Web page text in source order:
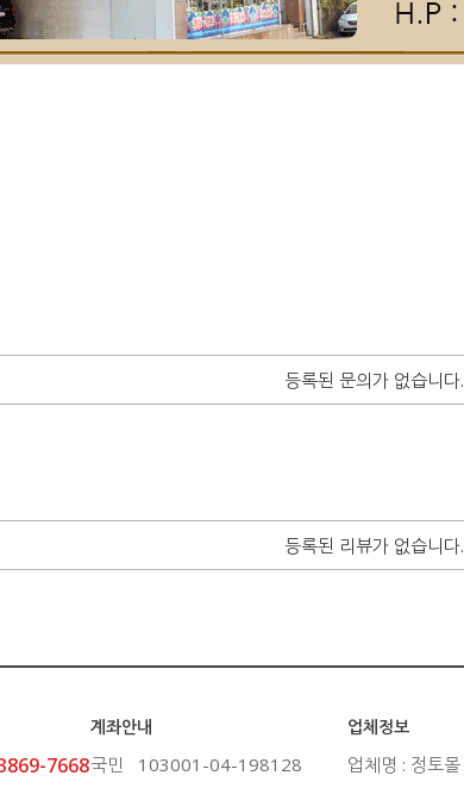
등록된 문의가 없습니다.
등록된 리뷰가 없습니다.
7668
계좌안내
국민
103001-04-198128
업체정보
업체명 : 정토몰